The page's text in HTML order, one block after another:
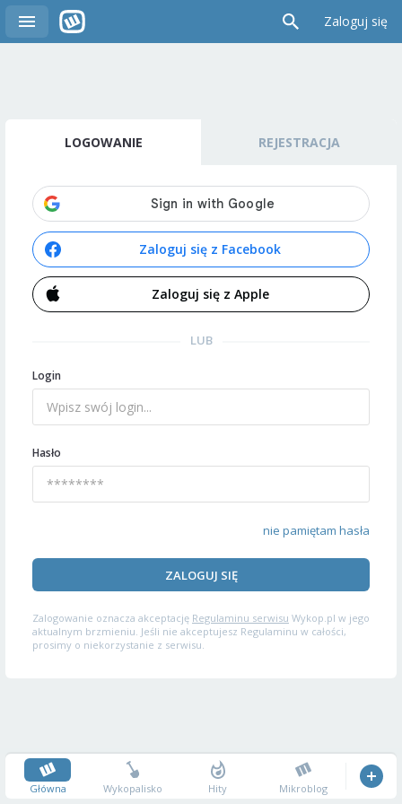
Zaloguj się
LOGOWANIE REJESTRACJA
Zaloguj się z Facebook
Zaloguj się z Apple
LUB
Login
Hasło
nie pamiętam hasła
ZALOGUJ SIĘ
Zalogowanie oznacza akceptację Regulaminu serwisu Wykop.pl w jego
aktualnym brzmieniu. Jeśli nie akceptujesz Regulaminu w całości,
prosimy o niekorzystanie z serwisu.
Główna Wykopalisko Hity Mikroblog